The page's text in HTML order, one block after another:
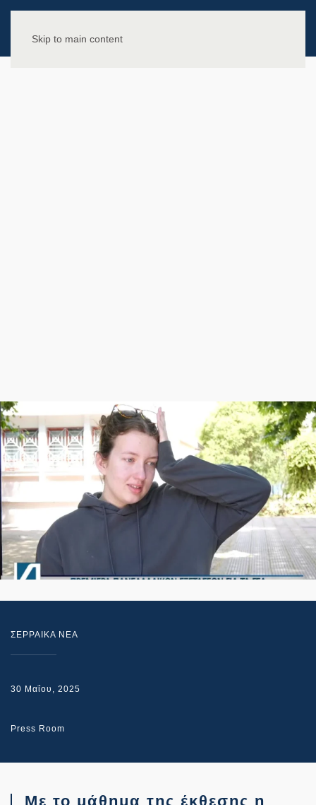
Skip to main content
ΣΕΡΡΑΙΚΑ ΝΕΑ
30 Μαΐου, 2025
Press Room
Με το μάθημα της έκθεσης η